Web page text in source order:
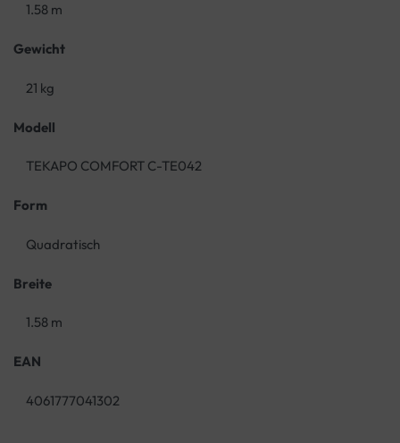
1.58 m
Gewicht
21 kg
Modell
TEKAPO COMFORT C-TE042
Form
Quadratisch
Breite
1.58 m
EAN
4061777041302